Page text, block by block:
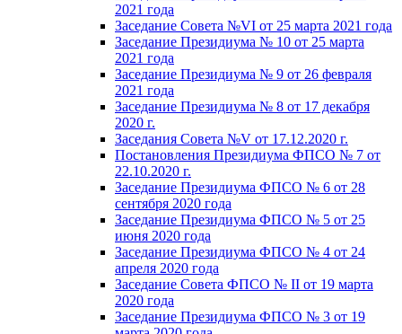
2021 года
Заседание Совета №VI от 25 марта 2021 года
Заседание Президиума № 10 от 25 марта
2021 года
Заседание Президиума № 9 от 26 февраля
2021 года
Заседание Президиума № 8 от 17 декабря
2020 г.
Заседания Совета №V от 17.12.2020 г.
Постановления Президиума ФПСО № 7 от
22.10.2020 г.
Заседание Президиума ФПСО № 6 от 28
сентября 2020 года
Заседание Президиума ФПСО № 5 от 25
июня 2020 года
Заседание Президиума ФПСО № 4 от 24
апреля 2020 года
Заседание Совета ФПСО № II от 19 марта
2020 года
Заседание Президиума ФПСО № 3 от 19